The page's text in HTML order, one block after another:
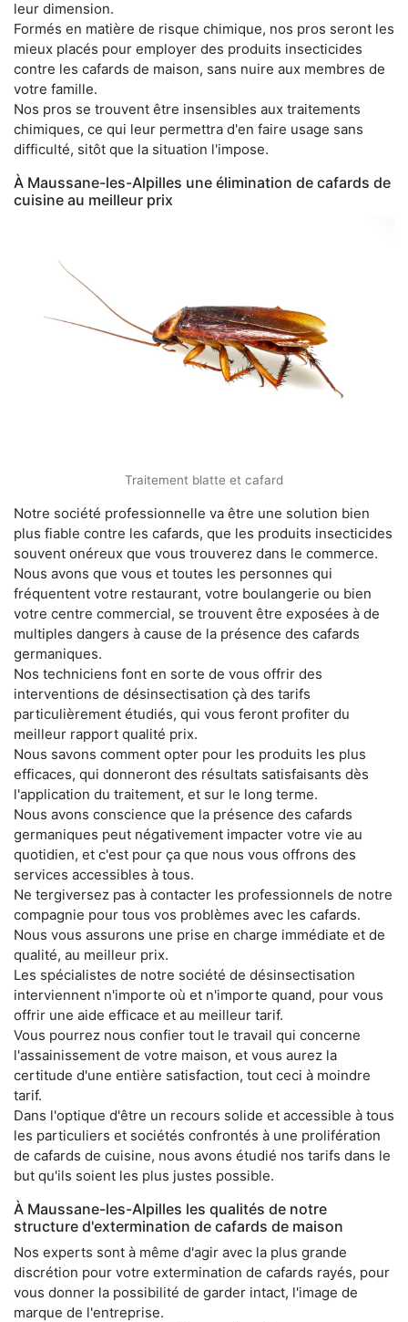
leur dimension.
Formés en matière de risque chimique, nos pros seront les
mieux placés pour employer des produits insecticides
contre les cafards de maison, sans nuire aux membres de
votre famille.
Nos pros se trouvent être insensibles aux traitements
chimiques, ce qui leur permettra d'en faire usage sans
difficulté, sitôt que la situation l'impose.
À Maussane-les-Alpilles une élimination de cafards de
cuisine au meilleur prix
Traitement blatte et cafard
Notre société professionnelle va être une solution bien
plus fiable contre les cafards, que les produits insecticides
souvent onéreux que vous trouverez dans le commerce.
Nous avons que vous et toutes les personnes qui
fréquentent votre restaurant, votre boulangerie ou bien
votre centre commercial, se trouvent être exposées à de
multiples dangers à cause de la présence des cafards
germaniques.
Nos techniciens font en sorte de vous offrir des
interventions de désinsectisation çà des tarifs
particulièrement étudiés, qui vous feront profiter du
meilleur rapport qualité prix.
Nous savons comment opter pour les produits les plus
efficaces, qui donneront des résultats satisfaisants dès
l'application du traitement, et sur le long terme.
Nous avons conscience que la présence des cafards
germaniques peut négativement impacter votre vie au
quotidien, et c'est pour ça que nous vous offrons des
services accessibles à tous.
Ne tergiversez pas à contacter les professionnels de notre
compagnie pour tous vos problèmes avec les cafards.
Nous vous assurons une prise en charge immédiate et de
qualité, au meilleur prix.
Les spécialistes de notre société de désinsectisation
interviennent n'importe où et n'importe quand, pour vous
offrir une aide efficace et au meilleur tarif.
Vous pourrez nous confier tout le travail qui concerne
l'assainissement de votre maison, et vous aurez la
certitude d'une entière satisfaction, tout ceci à moindre
tarif.
Dans l'optique d'être un recours solide et accessible à tous
les particuliers et sociétés confrontés à une prolifération
de cafards de cuisine, nous avons étudié nos tarifs dans le
but qu'ils soient les plus justes possible.
À Maussane-les-Alpilles les qualités de notre
structure d'extermination de cafards de maison
Nos experts sont à même d'agir avec la plus grande
discrétion pour votre extermination de cafards rayés, pour
vous donner la possibilité de garder intact, l'image de
marque de l'entreprise.